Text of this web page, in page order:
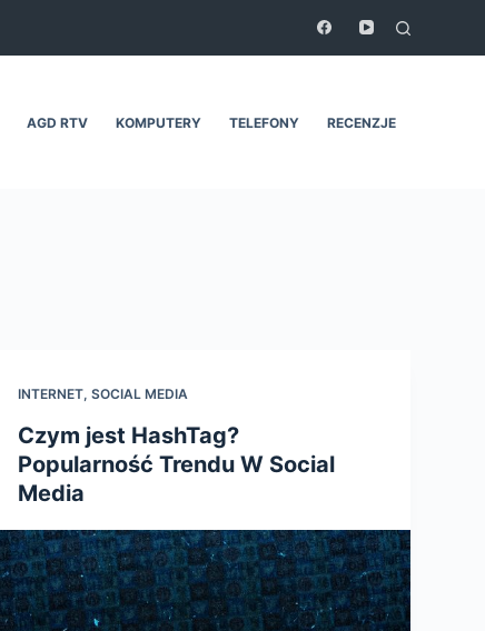
AGD RTV KOMPUTERY TELEFONY RECENZJE
INTERNET, SOCIAL MEDIA
Czym jest HashTag?
Popularność Trendu W Social
Media